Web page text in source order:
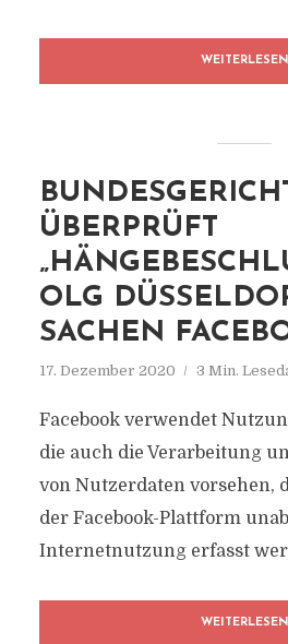
WEITERLESEN
ÜBERPRÜFT
OLG
SACHEN
17. Dezember 2020 3 Min.
Facebook verwendet
die auch die Verarbeitung
von Nutzerdaten vorsehen,
der Facebook-Plattform
Internetnutzung erfasst
WEITERLESEN